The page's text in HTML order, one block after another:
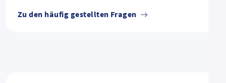
Zu den häufig gestellten Fragen